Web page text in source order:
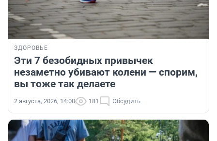
ЗДОРОВЬЕ
Эти 7 безобидных привычек
незаметно убивают колени — спорим,
вы тоже так делаете
2 августа, 2026, 14:00 181 Обсудить